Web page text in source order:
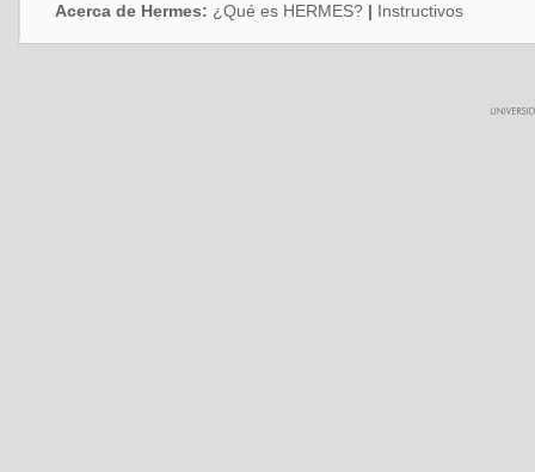
Acerca de Hermes: ¿Qué es HERMES? | Instructivos